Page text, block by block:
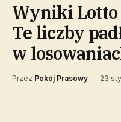
Wyniki Lotto
Te liczby
w
Przez Pokój Prasowy 23